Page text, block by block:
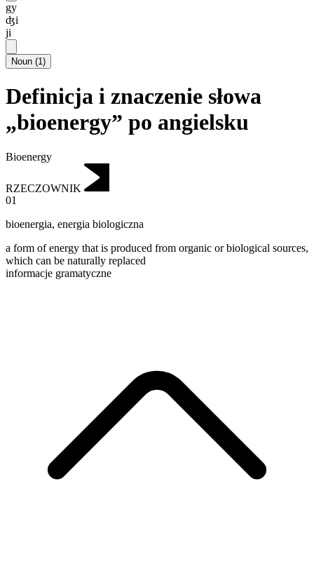
gy
ʤi
ji
Noun (1)
Definicja i znaczenie słowa
„bioenergy” po angielsku
Bioenergy
RZECZOWNIK
01
bioenergia, energia biologiczna
a form of energy that is produced from organic or biological sources,
which can be naturally replaced
informacje gramatyczne